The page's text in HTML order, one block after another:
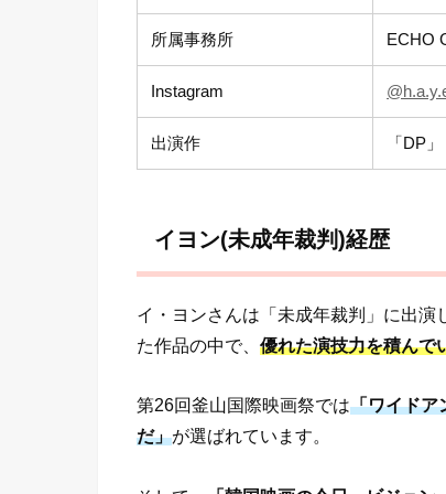
所属事務所 ECHO
Instagram
出演作 「DP
イヨン(未成年裁判)経歴
イ・ヨンさんは「未成年裁判」に出
た作品の中で、 優れた演技力を積んで
第26回釜山国際映画祭では「ワイドア
だ」が選ばれています。